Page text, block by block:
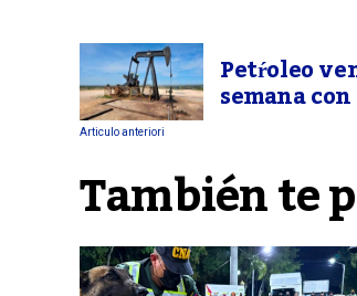
Petŕoleo
semana
Articulo anteriori
También te